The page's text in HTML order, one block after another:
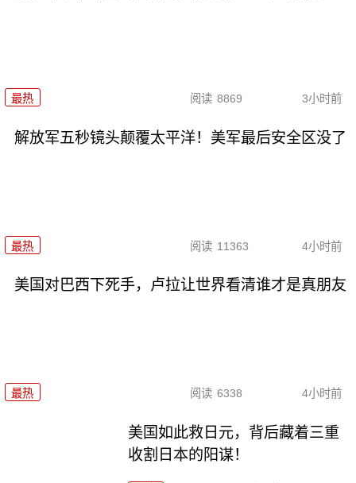
最热 阅读 8869 3小时前
解放军五秒镜头颠覆太平洋！美军最后安全区没了
最热 阅读 11363 4小时前
美国对巴西下死手，卢拉让世界看清谁才是真朋友
最热 阅读 6338 4小时前
美国如此救日元，背后藏着三重
收割日本的阳谋！